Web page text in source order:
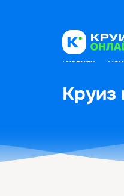
Главная
Круиз